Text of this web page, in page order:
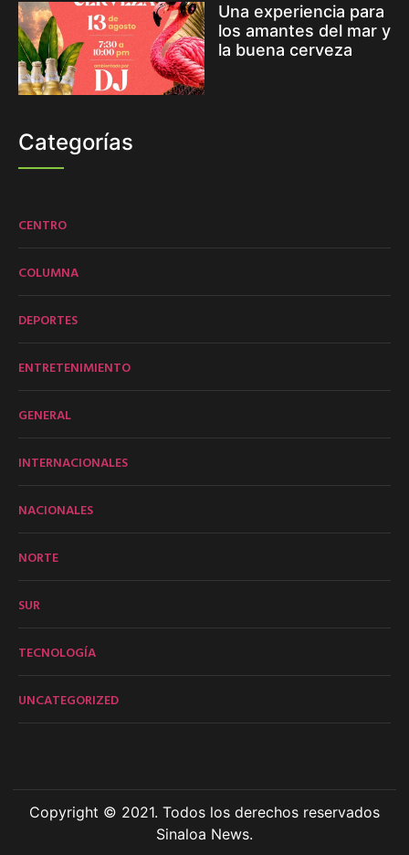
Una experiencia para
los amantes del mar y
la buena cerveza
Categorías
CENTRO
COLUMNA
DEPORTES
ENTRETENIMIENTO
GENERAL
INTERNACIONALES
NACIONALES
NORTE
SUR
TECNOLOGÍA
UNCATEGORIZED
Copyright © 2021. Todos los derechos reservados
Sinaloa News.